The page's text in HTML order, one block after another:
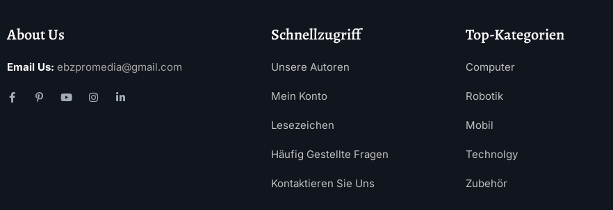
About Us
Email Us: ebzpromedia@gmail.com
Schnellzugriff
Unsere Autoren
Mein Konto
Lesezeichen
Häufig Gestellte Fragen
Kontaktieren Sie Uns
Top-Kategorien
Computer
Robotik
Mobil
Technolgy
Zubehör